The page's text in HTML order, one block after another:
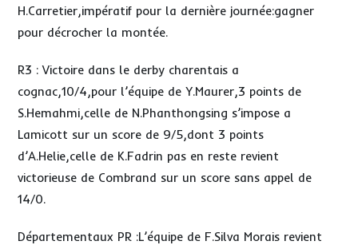
H.Carretier,impératif pour la dernière journée:gagner
pour décrocher la montée.
R3 : Victoire dans le derby charentais a
cognac,10/4,pour l’équipe de Y.Maurer,3 points de
S.Hemahmi,celle de N.Phanthongsing s’impose a
Lamicott sur un score de 9/5,dont 3 points
d’A.Helie,celle de K.Fadrin pas en reste revient
victorieuse de Combrand sur un score sans appel de
14/0.
Départementaux PR :L’équipe de F.Silva Morais revient